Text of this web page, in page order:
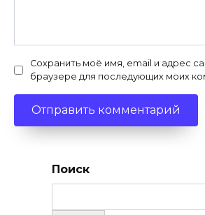
Сохранить моё имя, email и адрес
браузере для последующих моих
Поиск